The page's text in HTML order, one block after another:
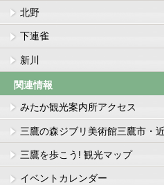
北野
下連雀
新川
関連情報
みたか観光案内所アクセス
三鷹の森ジブリ美術館三鷹市・
三鷹を歩こう! 観光マップ
イベントカレンダー